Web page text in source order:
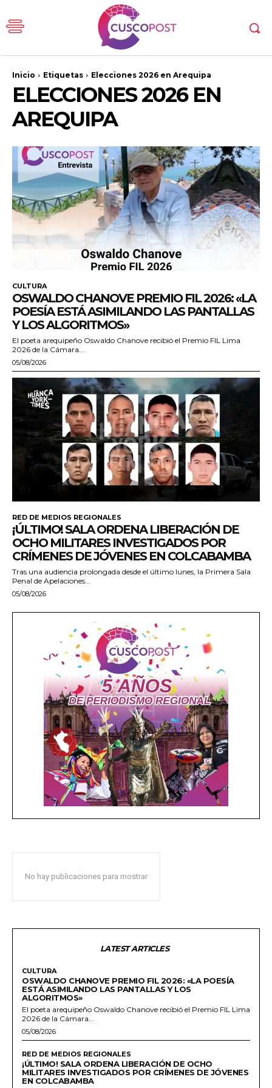
Inicio Etiquetas Elecciones 2026 en Arequipa
ELECCIONES 2026 EN
AREQUIPA
CULTURA
OSWALDO CHANOVE PREMIO FIL 2026: «LA
POESÍA ESTÁ ASIMILANDO LAS PANTALLAS
Y LOS ALGORITMOS»
El poeta arequipeño Oswaldo Chanove recibió el Premio FIL Lima
2026 de la Cámara...
05/08/2026
RED DE MEDIOS REGIONALES
¡ÚLTIMO! SALA ORDENA LIBERACIÓN DE
OCHO MILITARES INVESTIGADOS POR
CRÍMENES DE JÓVENES EN COLCABAMBA
Tras una audiencia prolongada desde el último lunes, la Primera Sala
Penal de Apelaciones...
05/08/2026
No hay publicaciones para mostrar
LATEST ARTICLES
CULTURA
OSWALDO CHANOVE PREMIO FIL 2026: «LA POESÍA
ESTÁ ASIMILANDO LAS PANTALLAS Y LOS
ALGORITMOS»
El poeta arequipeño Oswaldo Chanove recibió el Premio FIL Lima
2026 de la Cámara...
05/08/2026
RED DE MEDIOS REGIONALES
¡ÚLTIMO! SALA ORDENA LIBERACIÓN DE OCHO
MILITARES INVESTIGADOS POR CRÍMENES DE JÓVENES
EN COLCABAMBA